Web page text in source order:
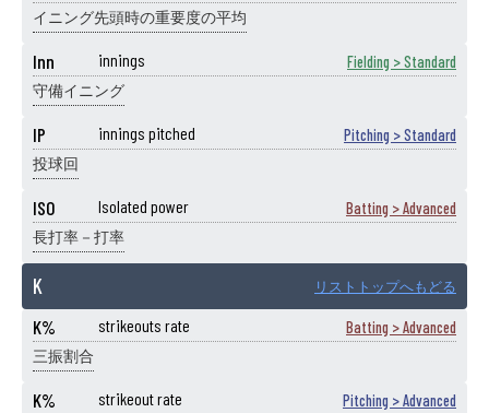
イニング先頭時の重要度の平均
Inn innings Fielding > Standard
守備イニング
IP innings pitched Pitching > Standard
投球回
ISO Isolated power Batting > Advanced
長打率－打率
K リストトップへもどる
K% strikeouts rate Batting > Advanced
三振割合
K% strikeout rate Pitching > Advanced